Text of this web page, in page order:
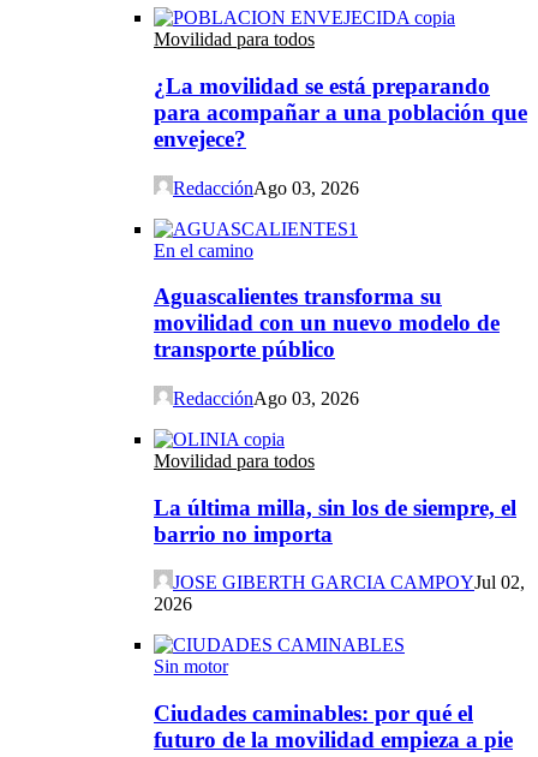
Movilidad para todos
¿La movilidad se está preparando
para acompañar a una población que
envejece?
RedacciónAgo 03, 2026
En el camino
Aguascalientes transforma su
movilidad con un nuevo modelo de
transporte público
RedacciónAgo 03, 2026
Movilidad para todos
La última milla, sin los de siempre, el
barrio no importa
JOSE GIBERTH GARCIA CAMPOYJul 02,
2026
Sin motor
Ciudades caminables: por qué el
futuro de la movilidad empieza a pie